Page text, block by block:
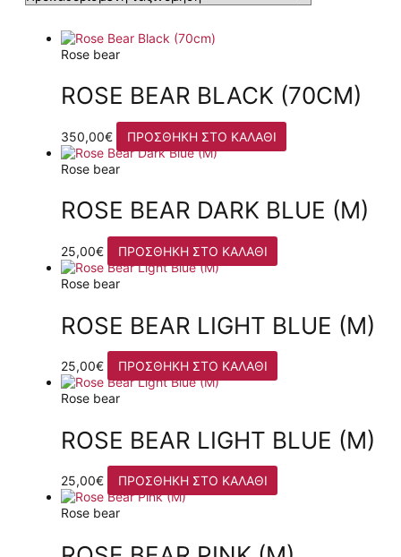
Rose bear
ROSE BEAR BLACK (70CM)
350,00€ ΠΡΟΣΘΉΚΗ ΣΤΟ ΚΑΛΆΘΙ
Rose bear
ROSE BEAR DARK BLUE (M)
25,00€ ΠΡΟΣΘΉΚΗ ΣΤΟ ΚΑΛΆΘΙ
Rose bear
ROSE BEAR LIGHT BLUE (M)
25,00€ ΠΡΟΣΘΉΚΗ ΣΤΟ ΚΑΛΆΘΙ
Rose bear
ROSE BEAR LIGHT BLUE (M)
25,00€ ΠΡΟΣΘΉΚΗ ΣΤΟ ΚΑΛΆΘΙ
Rose bear